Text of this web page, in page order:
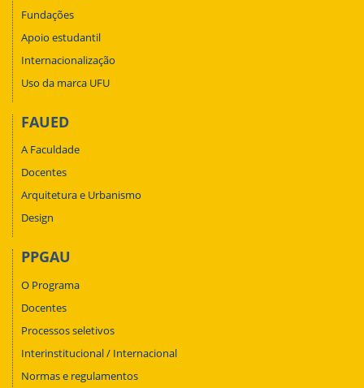
Fundações
Apoio estudantil
Internacionalização
Uso da marca UFU
FAUED
A Faculdade
Docentes
Arquitetura e Urbanismo
Design
PPGAU
O Programa
Docentes
Processos seletivos
Interinstitucional / Internacional
Normas e regulamentos